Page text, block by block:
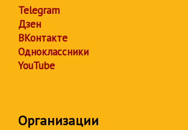
Telegram
Дзен
ВКонтакте
Одноклассники
YouTube
Организации